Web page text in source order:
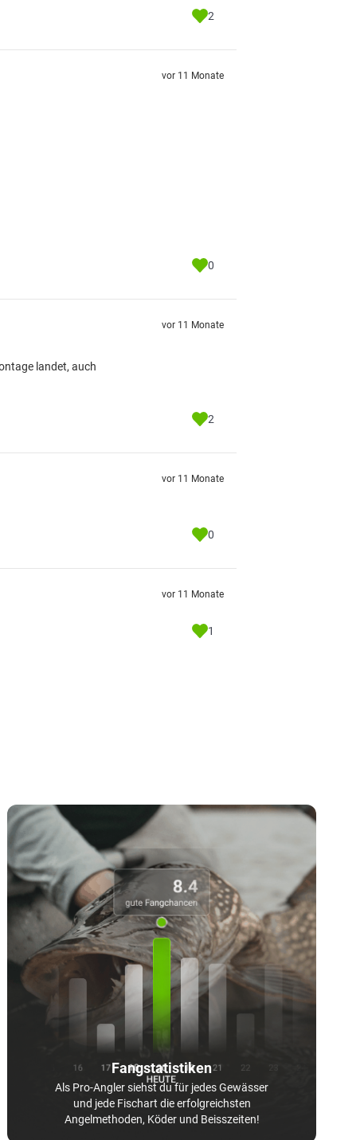
2
vor 11 Monate
0
landet, auch
vor 11 Monate
2
vor 11 Monate
0
vor 11 Monate
1
Fangstatistiken
Als Pro-Angler siehst du für jedes Gewässer
und jede Fischart die erfolgreichsten
Angelmethoden, Köder und Beisszeiten!